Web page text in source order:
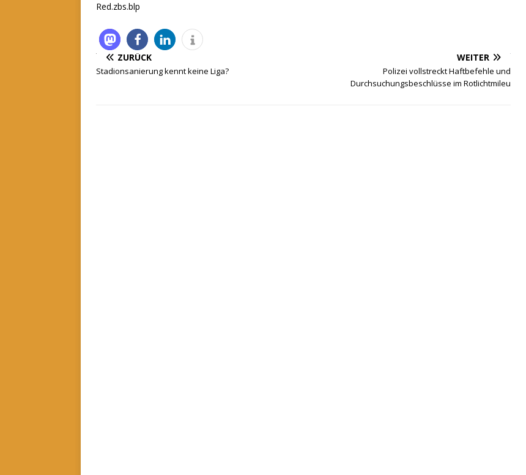
Red.zbs.blp
ZURÜCK
Stadionsanierung kennt keine Liga?
WEITER
Polizei vollstreckt Haftbefehle und
Durchsuchungsbeschlüsse im Rotlichtmileu